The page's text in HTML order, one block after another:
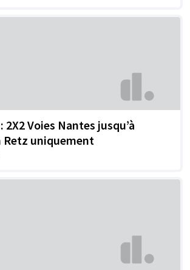
Voies Nantes jusqu’à
Retz uniquement